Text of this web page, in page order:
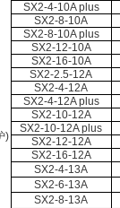
)
SX2-4-10A plus
SX2-8-10A
SX2-8-10A plus
SX2-12-10A
SX2-16-10A
SX2-2.5-12A
SX2-4-12A
SX2-4-12A plus
SX2-10-12A
SX2-10-12A plus
SX2-12-12A
SX2-16-12A
SX2-4-13A
SX2-6-13A
SX2-8-13A